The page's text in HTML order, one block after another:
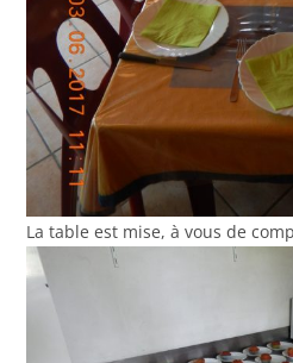
La table est mise, à vous de